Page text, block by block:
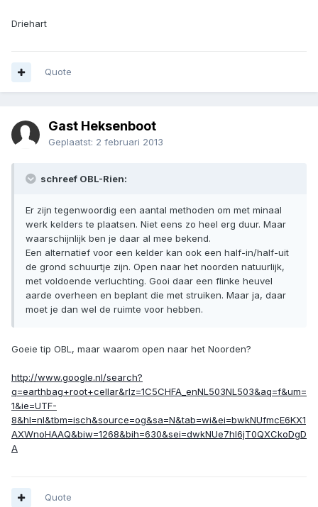
Driehart
Quote
Gast Heksenboot
Geplaatst: 2 februari 2013
schreef OBL-Rien:
Er zijn tegenwoordig een aantal methoden om met minaal
werk kelders te plaatsen. Niet eens zo heel erg duur. Maar
waarschijnlijk ben je daar al mee bekend.
Een alternatief voor een kelder kan ook een half-in/half-uit
de grond schuurtje zijn. Open naar het noorden natuurlijk,
met voldoende verluchting. Gooi daar een flinke heuvel
aarde overheen en beplant die met struiken. Maar ja, daar
moet je dan wel de ruimte voor hebben.
Goeie tip OBL, maar waarom open naar het Noorden?
http://www.google.nl/search?
q=earthbag+root+cellar&rlz=1C5CHFA_enNL503NL503&aq=f&um=
1&ie=UTF-
8&hl=nl&tbm=isch&source=og&sa=N&tab=wi&ei=bwkNUfmcE6KX1
AXWnoHAAQ&biw=1268&bih=630&sei=dwkNUe7hI6jT0QXCkoDgD
A
Quote